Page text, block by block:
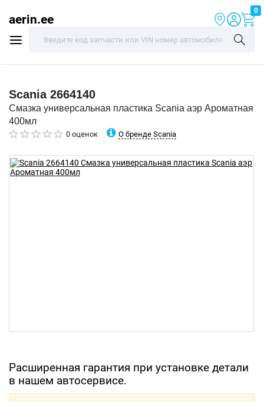
aerin.ee
0
Scania 2664140
Смазка универсальная пластика Scania аэр Ароматная
400мл
0 оценок О бренде Scania
Расширенная гарантия при установке детали
в нашем автосервисе.